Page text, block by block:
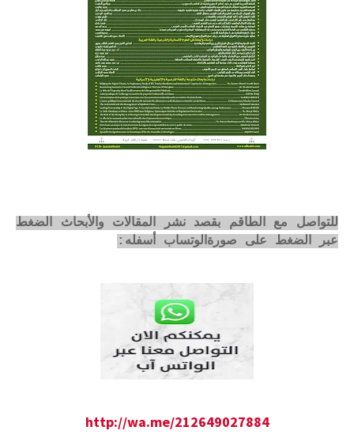
للتواصل مع الطاقم بقصد نشر المقالات والأبحاث الضغط
عبر الضغط على صورةالوتساب أسفله:
http://wa.me/212649027884